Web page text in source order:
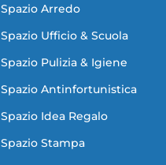
Spazio Arredo
Spazio Ufficio & Scuola
Spazio Pulizia & Igiene
Spazio Antinfortunistica
Spazio Idea Regalo
Spazio Stampa